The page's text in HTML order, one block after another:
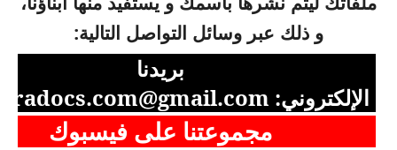
و ذلك عبر وسائل التواصل التالية:
بريدنا
الإلكتروني:
مجموعتنا على فيسبوك